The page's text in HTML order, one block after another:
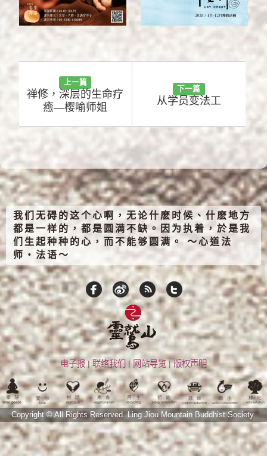
上一篇
禅修，深层的生命疗
癒—樱喻师姐
下一篇
从学员变法工
我们无碍的这个心啊，无论什麽时候、什麽地方
都是一样的，都是圆满不缺。因为执着，於是我
们生起种种的心，而不能够圆满。 ～心道法
师‧法语～
电子报| 联络我们 |网站导览|版权声明
Copyright © All Rights Reserved.Ling Jiou Mountain Buddhist Society.